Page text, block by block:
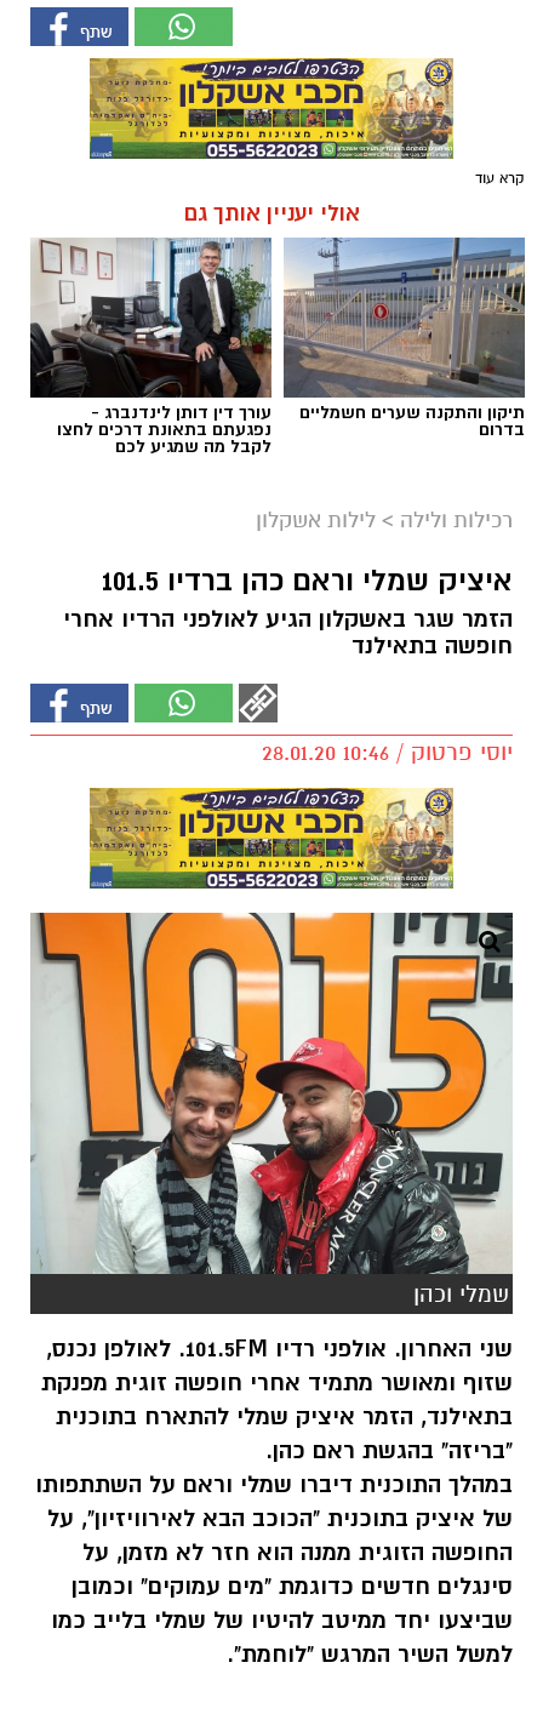
קרא עוד
אולי יעניין אותך גם
תיקון והתקנה שערים חשמליים
בדרום
עורך דין דותן לינדנברג -
נפגעתם בתאונת דרכים לחצו
לקבל מה שמגיע לכם
רכילות ולילה > לילות אשקלון
איציק שמלי וראם כהן ברדיו 101.5
הזמר שגר באשקלון הגיע לאולפני הרדיו אחרי
חופשה בתאילנד
יוסי פרטוק / 10:46 28.01.20
שמלי וכהן
שני האחרון. אולפני רדיו 101.5FM. לאולפן נכנס,
שזוף ומאושר מתמיד אחרי חופשה זוגית מפנקת
בתאילנד, הזמר איציק שמלי להתארח בתוכנית
"בריזה" בהגשת ראם כהן.
במהלך התוכנית דיברו שמלי וראם על השתתפותו
של איציק בתוכנית "הכוכב הבא לאירוויזיון", על
החופשה הזוגית ממנה הוא חזר לא מזמן, על
סינגלים חדשים כדוגמת "מים עמוקים" וכמובן
שביצעו יחד ממיטב להיטיו של שמלי בלייב כמו
למשל השיר המרגש "לוחמת".